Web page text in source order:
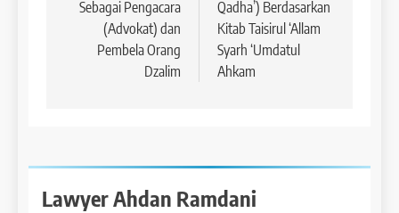
Sebagai Pengacara
(Advokat) dan
Pembela Orang
Dzalim
Qadha’) Berdasarkan
Kitab Taisirul ‘Allam
Syarh ‘Umdatul
Ahkam
Lawyer Ahdan Ramdani